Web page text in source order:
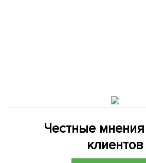
Честные
клиентов